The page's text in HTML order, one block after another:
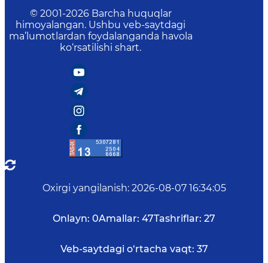
© 2001-2026 Barcha huquqlar
himoyalangan. Ushbu veb-saytdagi
ma’lumotlardan foydalanganda havola
ko‘rsatilishi shart.
Oxirgi yangilanish: 2026-08-07 16:34:05
Onlayn: 0Amallar: 47Tashriflar: 27
Veb-saytdagi o‘rtacha vaqt: 37